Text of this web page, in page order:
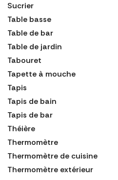
Sucrier
Table basse
Table de bar
Table de jardin
Tabouret
Tapette à mouche
Tapis
Tapis de bain
Tapis de bar
Théière
Thermomètre
Thermomètre de cuisine
Thermomètre extérieur